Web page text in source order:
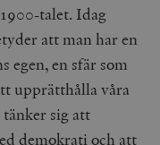
talet. Idag
att man har en
egen, en sfär som
upprätthålla våra
sig att
demokrati och att